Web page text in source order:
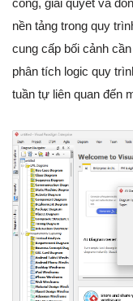
công, giải quyết và
nền tảng trong quy
cung cấp bối cảnh
phân tích logic quy
tuần tự liên quan đến